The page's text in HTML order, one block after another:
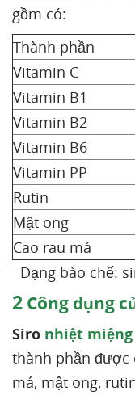
gồm có:
Thành phần
Vitamin C
Vitamin B1
Vitamin B2
Vitamin B6
Vitamin PP
Rutin
Mật ong
Cao rau má
Dạng bào chế:
2 Công dụng
Siro nhiệt miệng
thành phần
má, mật ong,